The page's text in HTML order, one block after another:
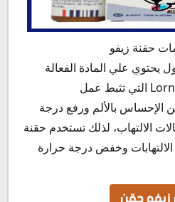
حقنة زيفو
يحتوي علي المادة الفعالة
لورنوكسيكام Lornoxicam 8mg التي تثبط عمل
الإحساس بالألم ورفع درجة
الالتهاب، لذلك تستخدم حقنة
وخفض درجة حرارة